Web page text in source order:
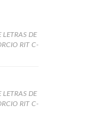
DE
RIT C-
DE
RIT C-